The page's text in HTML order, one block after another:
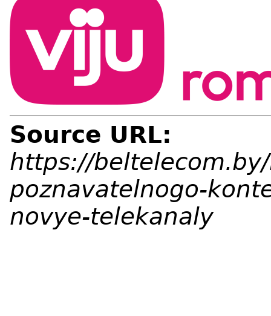
Source URL:
https://
poznavatelnogo-
novye-telekanaly